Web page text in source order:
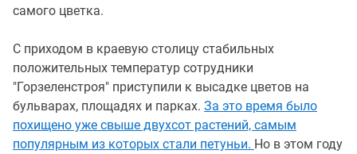
самого цветка.
С приходом в краевую столицу стабильных
положительных температур сотрудники
"Горзеленстроя" приступили к высадке цветов на
бульварах, площадях и парках. За это время было
похищено уже свыше двухсот растений, самым
популярным из которых стали петуньи. Но в этом году